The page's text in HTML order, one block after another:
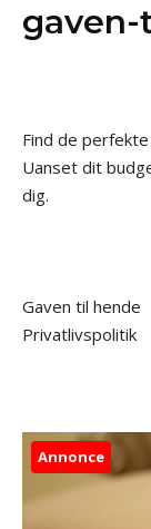
Find de
Uanset dit
dig.
Gaven til hende
Privatlivspolitik
Annonce